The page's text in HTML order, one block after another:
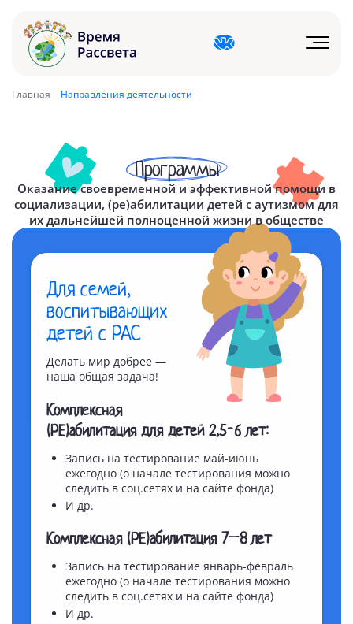
Главная Направления деятельности
Программы
Оказание своевременной и эффективной помощи в
социализации, (ре)абилитации детей с аутизмом для
их дальнейшей полноценной жизни в обществе
Для семей,
воспитывающих
детей с РАС
Делать мир добрее —
наша общая задача!
Комплексная
(РЕ)абилитация для детей 2,5-6 лет:
Запись на тестирование май-июнь
ежегодно (о начале тестирования можно
следить в соц.сетях и на сайте фонда)
И др.
Комплексная (РЕ)абилитация 7–8 лет
Запись на тестирование январь-февраль
ежегодно (о начале тестирования можно
следить в соц.сетях и на сайте фонда)
И др.